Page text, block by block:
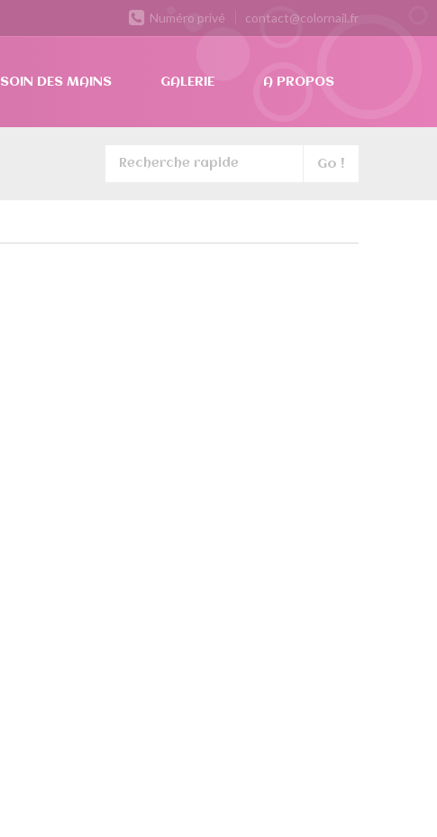
Numéro privé contact@colornail.fr
SOIN DES MAINS GALERIE A PROPOS